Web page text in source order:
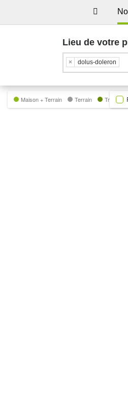
Lieu de votre
× dolus-doleron
Maison + Terrain Terrain